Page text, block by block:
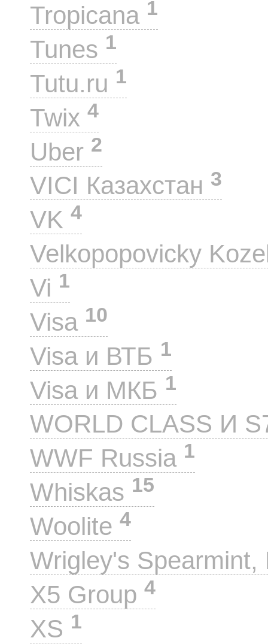
Tropicana 1
Tunes 1
Tutu.ru 1
Twix 4
Uber 2
VICI Казахстан 3
VK 4
Velkopopovicky
Vi 1
Visa 10
Visa и ВТБ 1
Visa и МКБ 1
WORLD CLASS И
WWF Russia 1
Whiskas 15
Woolite 4
Wrigley's
X5 Group 4
XS 1